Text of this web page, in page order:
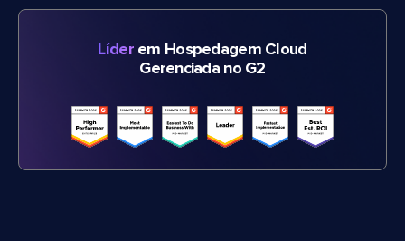
Líderem Hospedagem Cloud
Gerenciada no G2